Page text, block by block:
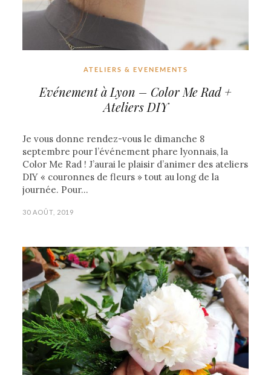
ATELIERS & EVENEMENTS
Evénement à Lyon – Color Me Rad +
Ateliers DIY
Je vous donne rendez-vous le dimanche 8
septembre pour l’événement phare lyonnais, la
Color Me Rad ! J’aurai le plaisir d’animer des ateliers
DIY « couronnes de fleurs » tout au long de la
journée. Pour…
30 AOÛT, 2019